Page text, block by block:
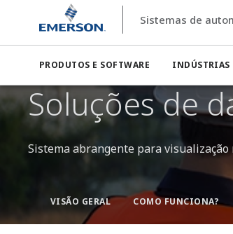
Sistemas de
PRODUTOS E SOFTWARE INDÚSTRIAS
Soluções de
Sistema abrangente para
VISÃO GERAL COMO FUNCIONA?